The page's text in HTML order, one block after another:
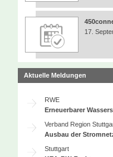
17.
Aktuelle Meldungen
RWE
Erneuerbarer
Verband Region
Ausbau der
Stuttgart